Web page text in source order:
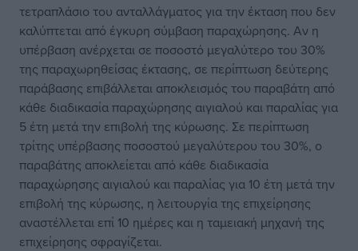
τετραπλάσιο του ανταλλάγματος για την έκταση που δεν
καλύπτεται από έγκυρη σύμβαση παραχώρησης. Αν η
υπέρβαση ανέρχεται σε ποσοστό μεγαλύτερο του 30%
της παραχωρηθείσας έκτασης, σε περίπτωση δεύτερης
παράβασης επιβάλλεται αποκλεισμός του παραβάτη από
κάθε διαδικασία παραχώρησης αιγιαλού και παραλίας για
5 έτη μετά την επιβολή της κύρωσης. Σε περίπτωση
τρίτης υπέρβασης ποσοστού μεγαλύτερου του 30%, ο
παραβάτης αποκλείεται από κάθε διαδικασία
παραχώρησης αιγιαλού και παραλίας για 10 έτη μετά την
επιβολή της κύρωσης, η λειτουργία της επιχείρησης
αναστέλλεται επί 10 ημέρες και η ταμειακή μηχανή της
επιχείρησης σφραγίζεται.